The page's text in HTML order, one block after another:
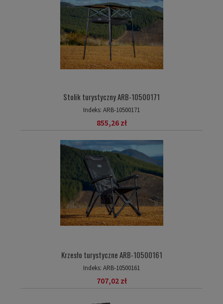
Stolik turystyczny ARB-10500171
Indeks: ARB-10500171
855,26 zł
Krzesło turystyczne ARB-10500161
Indeks: ARB-10500161
707,02 zł